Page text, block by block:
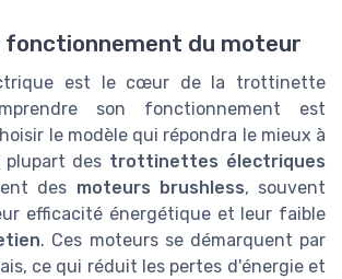
fonctionnement du moteur
est le cœur de la trottinette
son fonctionnement est
le modèle qui répondra le mieux à
plupart des trottinettes électriques
des moteurs brushless, souvent
efficacité énergétique et leur faible
. Ces moteurs se démarquent par
ce qui réduit les pertes d'énergie et